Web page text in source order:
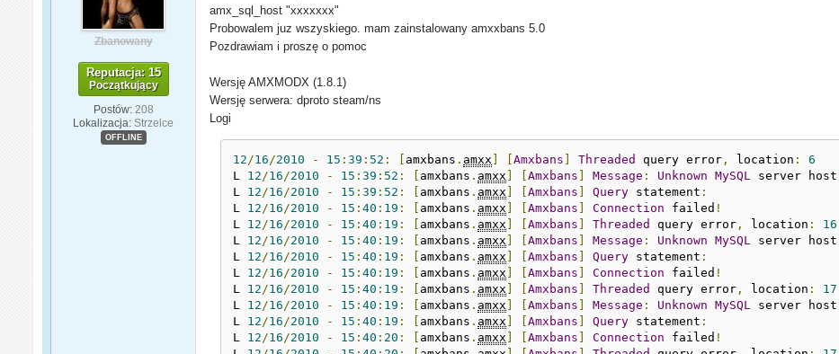
Zbanowany
Reputacja: 15
Początkujący
Postów: 208
Lokalizacja: Strzelce
OFFLINE
amx_sql_host "xxxxxxx"
Probowalem juz wszyskiego. mam zainstalowany amxxbans 5.0
Pozdrawiam i proszę o pomoc
Wersję AMXMODX (1.8.1)
Wersję serwera: dproto steam/ns
Logi
12 /16 /2010 - 15 :39 : 52 : [ amxbans . amxx ] [Amxbans ] Threaded query error , location :
6
L 12 /16 /2010 - 15 :39 : 52 : [ amxbans . amxx ] [Amxbans ] Message : Unknown MySQL server host
L 12 /16 /2010 - 15 :39 : 52 : [ amxbans . amxx ] [Amxbans ] Query statement :
L 12 /16 /2010 - 15 :40 : 19 : [ amxbans . amxx ] [Amxbans ] Connection failed !
L 12 /16 /2010 - 15 :40 : 19 : [ amxbans . amxx ] [Amxbans ] Threaded query error , location :
16
L 12 /16 /2010 - 15 :40 : 19 : [ amxbans . amxx ] [Amxbans ] Message : Unknown MySQL server host
L 12 /16 /2010 - 15 :40 : 19 : [ amxbans . amxx ] [Amxbans ] Query statement :
L 12 /16 /2010 - 15 :40 : 19 : [ amxbans . amxx ] [Amxbans ] Connection failed !
L 12 /16 /2010 - 15 :40 : 19 : [ amxbans . amxx ] [Amxbans ] Threaded query error , location :
17
L 12 /16 /2010 - 15 :40 : 19 : [ amxbans . amxx ] [Amxbans ] Message : Unknown MySQL server host
L 12 /16 /2010 - 15 :40 : 19 : [ amxbans . amxx ] [Amxbans ] Query statement :
L 12 /16 /2010 - 15 :40 : 20 : [ amxbans . amxx ] [Amxbans ] Connection failed !